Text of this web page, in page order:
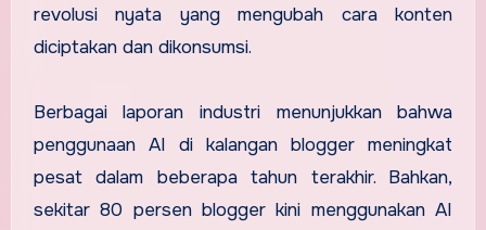
revolusi nyata yang mengubah cara konten
diciptakan dan dikonsumsi.
Berbagai laporan industri menunjukkan bahwa
penggunaan AI di kalangan blogger meningkat
pesat dalam beberapa tahun terakhir. Bahkan,
sekitar 80 persen blogger kini menggunakan AI